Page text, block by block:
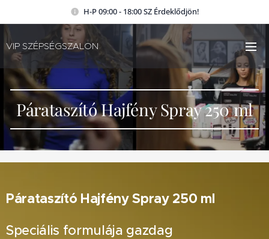
H-P 09:00 - 18:00 SZ Érdeklődjön!
VIP SZÉPSÉGSZALON
Párataszító Hajfény Spray 250 ml
Párataszító Hajfény Spray 250 ml
Speciális formulája gazdag